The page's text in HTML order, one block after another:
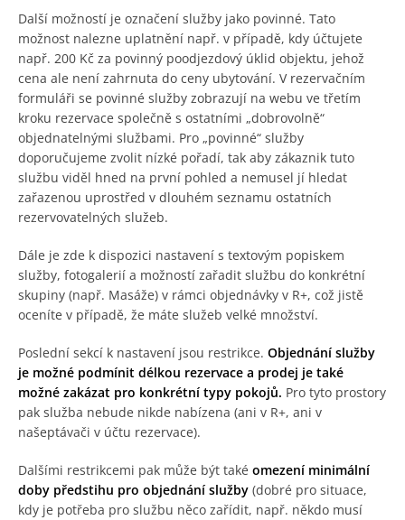
Další možností je označení služby jako povinné. Tato
možnost nalezne uplatnění např. v případě, kdy účtujete
např. 200 Kč za povinný poodjezdový úklid objektu, jehož
cena ale není zahrnuta do ceny ubytování. V rezervačním
formuláři se povinné služby zobrazují na webu ve třetím
kroku rezervace společně s ostatními „dobrovolně“
objednatelnými službami. Pro „povinné“ služby
doporučujeme zvolit nízké pořadí, tak aby zákaznik tuto
službu viděl hned na první pohled a nemusel jí hledat
zařazenou uprostřed v dlouhém seznamu ostatních
rezervovatelných služeb.
Dále je zde k dispozici nastavení s textovým popiskem
služby, fotogalerií a možností zařadit službu do konkrétní
skupiny (např. Masáže) v rámci objednávky v R+, což jistě
oceníte v případě, že máte služeb velké množství.
Poslední sekcí k nastavení jsou restrikce. Objednání služby
je možné podmínit délkou rezervace a prodej je také
možné zakázat pro konkrétní typy pokojů. Pro tyto prostory
pak služba nebude nikde nabízena (ani v R+, ani v
našeptávači v účtu rezervace).
Dalšími restrikcemi pak může být také omezení minimální
doby předstihu pro objednání služby (dobré pro situace,
kdy je potřeba pro službu něco zařídit, např. někdo musí